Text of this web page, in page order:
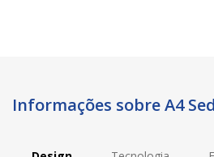
Informações sobre A4